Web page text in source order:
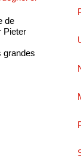
de
Pieter
grandes